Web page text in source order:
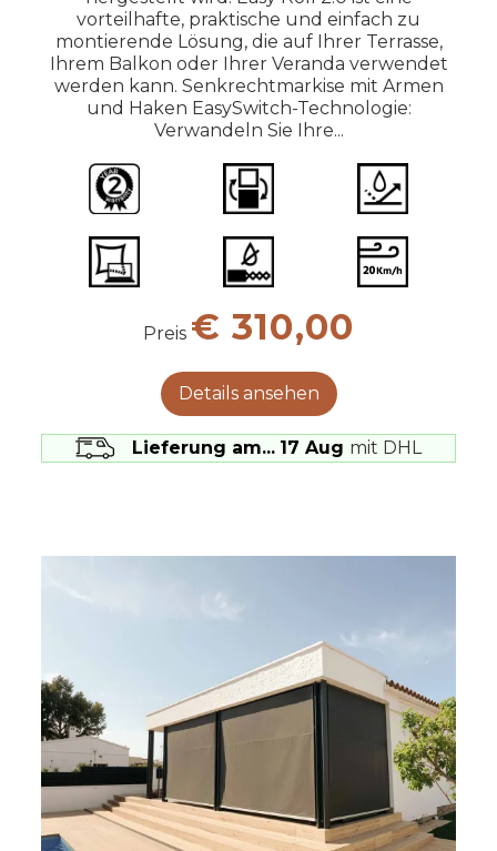
Konfigurator Reef Roll
Die Installation ist einfach und schnell und
erfordert keine Genehmigung!
vorteilhafte, praktische und einfach zu
montierende Lösung, die auf Ihrer Terrasse,
Ihrem Balkon oder Ihrer Veranda verwendet
werden kann. Senkrechtmarkise mit Armen
und Haken EasySwitch-Technologie:
Verwandeln Sie Ihre...
Preis € 310,00
Details ansehen
Lieferung am... 17 Aug mit DHL